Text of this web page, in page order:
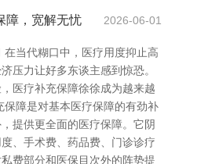
障，宽解无忧 2026-06-01
当代糊口中，医疗用度抑止高
压力让好多东谈主感到惊恐。
医疗补充保障徐徐成为越来越
保障是对基本医疗保障的有劲补
提供更全面的医疗保障。它阴
、手术费、药品费、门诊诊疗
费部分和医保目次外的阵势提